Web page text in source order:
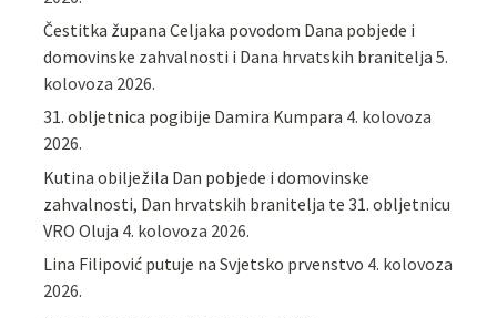
Čestitka župana Celjaka povodom Dana pobjede i
domovinske zahvalnosti i Dana hrvatskih branitelja 5.
kolovoza 2026.
31. obljetnica pogibije Damira Kumpara 4. kolovoza
2026.
Kutina obilježila Dan pobjede i domovinske
zahvalnosti, Dan hrvatskih branitelja te 31. obljetnicu
VRO Oluja 4. kolovoza 2026.
Lina Filipović putuje na Svjetsko prvenstvo 4. kolovoza
2026.